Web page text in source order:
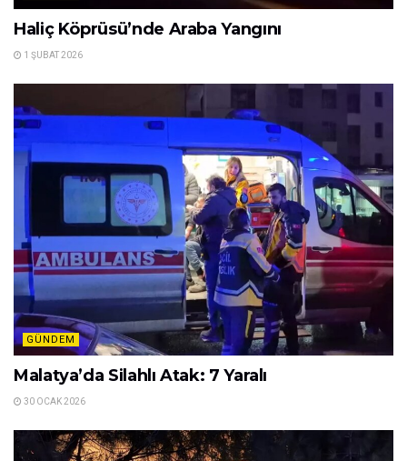
Haliç Köprüsü’nde Araba Yangını
1 ŞUBAT 2026
GÜNDEM
Malatya’da Silahlı Atak: 7 Yaralı
30 OCAK 2026